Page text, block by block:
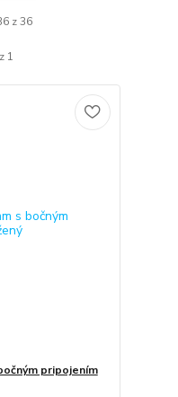
z 36
z 1
pripojením